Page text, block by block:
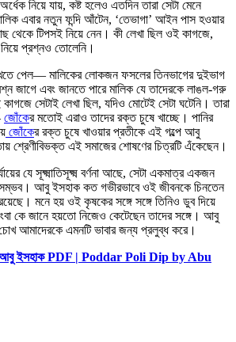
নিয়ে যায়, কষ্ট হলেও এতদিন তারা সেটা মেনে
এবার নতুন ফন্দি আঁটেন, ‘তেভাগা’ আইন পাস হওয়ার
থেকে টিপসই নিয়ে নেন। কী লেখা ছিল ওই কাগজে,
প্রশ্নও তোলেনি।
পেল— মালিকের লোকজন ফসলের তিনভাগের দুইভাগ
জাগে এবং জানতে পারে মালিক যে তাদেরকে লাঙল-গরু
সেটাই লেখা ছিল, যদিও মোটেই সেটা ঘটেনি। তারা
জোঁকের মতোই এরাও তাদের রক্ত চুষে খাচ্ছে। পানির
জোঁকের রক্ত চুষে খাওয়ার প্রতীকে এই গল্পে আবু
শ্রেণীবিভক্ত এই সমাজের শোষণের চিত্রটি এঁকেছেন।
যে সূক্ষ্মাতিসূক্ষ্ম বর্ণনা আছে, সেটা একমাত্র একজন
আবু ইসহাক কত গভীরভাবে ওই জীবনকে চিনতেন
মনে হয় ওই কৃষকের সঙ্গে সঙ্গে তিনিও ডুব দিয়ে
কে জানে হয়তো নিজেও কেটেছেন তাদের সঙ্গে। আবু
আমাদেরকে এমনটি ভাবার জন্য প্রলুব্ধ করে।
আবু ইসহাক PDF | Poddar Poli Dip by Abu